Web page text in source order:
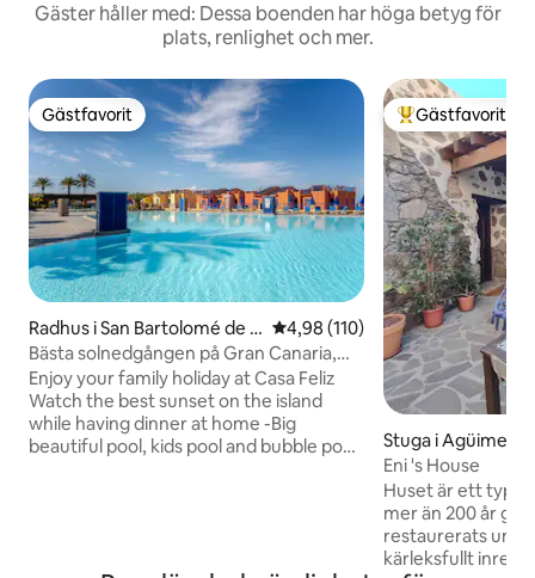
Gäster håller med: Dessa boenden har höga betyg för
plats, renlighet och mer.
Gästfavorit
Gästfavorit
Radhus i San Bartolomé de T
irajana
4,98 av 5 i genomsnittligt
4,98 (110)
Bästa solnedgången på Gran Canaria,
stor pool, strand, XBOX
Enjoy your family holiday at Casa Feliz
Watch the best sunset on the island
while having dinner at home -Big
beautiful pool, kids pool and bubble pool
Populär
Gästfavorit
Stuga i Agüimes
Eni 's House
Huset är ett
mer än 200 år gammalt,
restaurerats
kärleksfullt inrett, vilket ger det ett